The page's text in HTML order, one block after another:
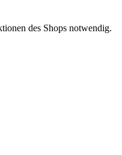
des Shops notwendig.